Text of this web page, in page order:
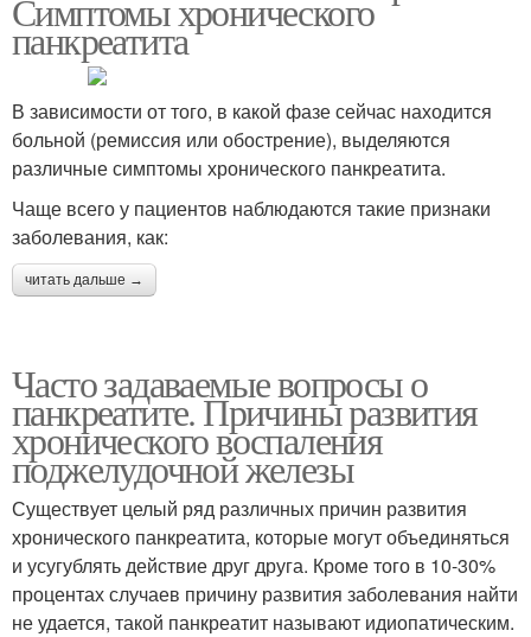
Симптомы хронического
панкреатита
В зависимости от того, в какой фазе сейчас находится
больной (ремиссия или обострение), выделяются
различные симптомы хронического панкреатита.
Чаще всего у пациентов наблюдаются такие признаки
заболевания, как:
читать дальше →
Часто задаваемые вопросы о
панкреатите. Причины развития
хронического воспаления
поджелудочной железы
Существует целый ряд различных причин развития
хронического панкреатита, которые могут объединяться
и усугублять действие друг друга. Кроме того в 10-30%
процентах случаев причину развития заболевания найти
не удается, такой панкреатит называют идиопатическим.